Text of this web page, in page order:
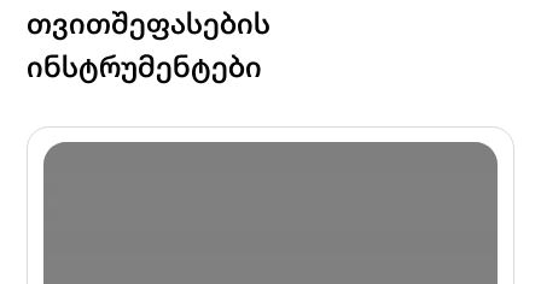
თვითშეფასების
ინსტრუმენტები